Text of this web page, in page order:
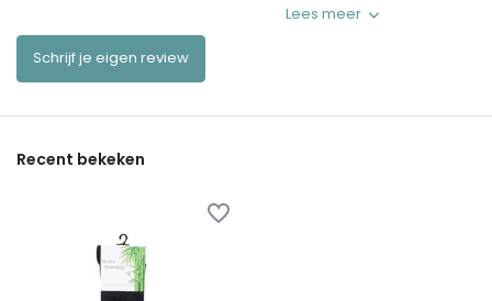
Lees meer
Schrijf je eigen review
Recent bekeken